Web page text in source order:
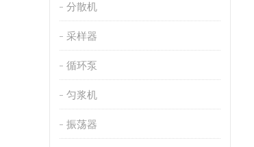
分散机
采样器
循环泵
匀浆机
振荡器